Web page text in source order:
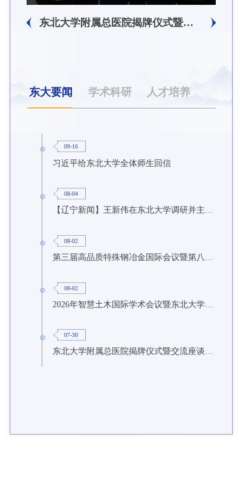
东北大学附属总医院揭牌仪式暨交流座谈会举行 东北大学举办树立和践行正确政绩观学习教育培训班
东大要闻 学术科研 人才培养
09-16
习近平给东北大学全体师生回信
08-04
【辽宁新闻】王新伟在东北大学调研并主持召开座谈会
08-02
08-02
07-30
东北大学附属总医院揭牌仪式暨交流座谈会举行